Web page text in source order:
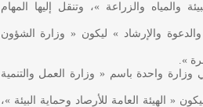
والزراعة »، وتنقل إليها المهام
والإرشاد » ليكون « وزارة الشؤون
».
واحدة باسم « وزارة العمل والتنمية
« الهيئة العامة للأرصاد وحماية البيئة »،